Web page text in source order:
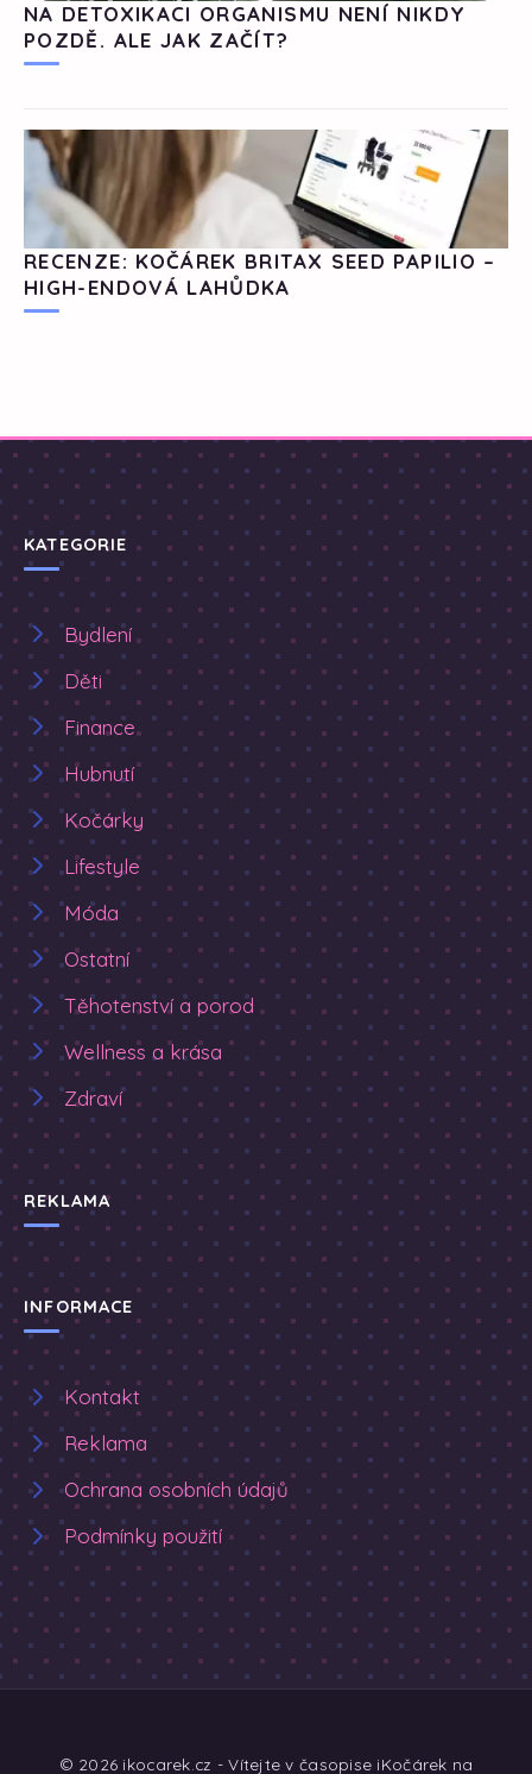
NA DETOXIKACI ORGANISMU NENÍ NIKDY
POZDĚ. ALE JAK ZAČÍT?
RECENZE: KOČÁREK BRITAX SEED PAPILIO –
HIGH-ENDOVÁ LAHŮDKA
KATEGORIE
Bydlení
Děti
Finance
Hubnutí
Kočárky
Lifestyle
Móda
Ostatní
Těhotenství a porod
Wellness a krása
Zdraví
REKLAMA
INFORMACE
Kontakt
Reklama
Ochrana osobních údajů
Podmínky použití
© 2026 ikocarek.cz - Vítejte v časopise iKočárek na